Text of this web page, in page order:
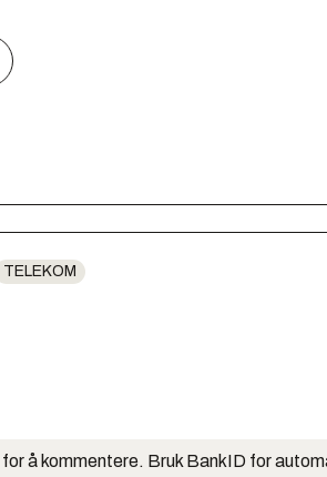
TELEKOM
å kommentere. Bruk BankID for